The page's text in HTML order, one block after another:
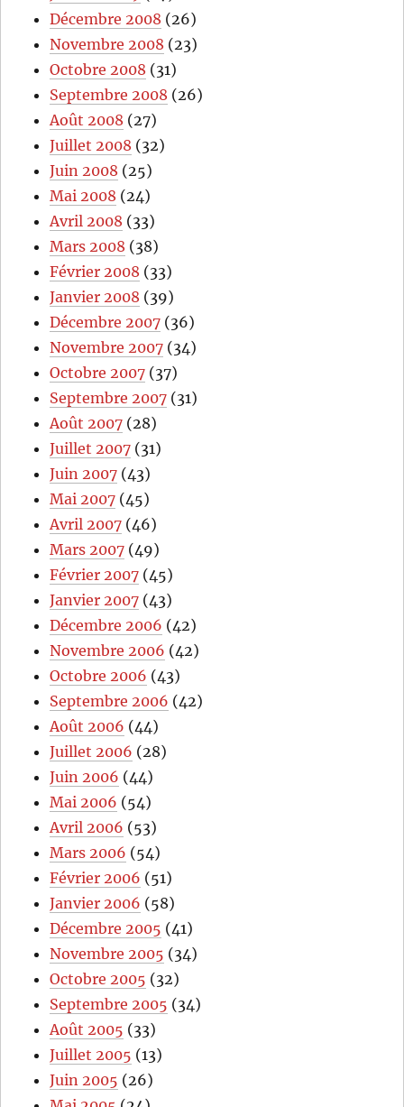
Décembre 2008 (26)
Novembre 2008 (23)
Octobre 2008 (31)
Septembre 2008 (26)
Août 2008 (27)
Juillet 2008 (32)
Juin 2008 (25)
Mai 2008 (24)
Avril 2008 (33)
Mars 2008 (38)
Février 2008 (33)
Janvier 2008 (39)
Décembre 2007 (36)
Novembre 2007 (34)
Octobre 2007 (37)
Septembre 2007 (31)
Août 2007 (28)
Juillet 2007 (31)
Juin 2007 (43)
Mai 2007 (45)
Avril 2007 (46)
Mars 2007 (49)
Février 2007 (45)
Janvier 2007 (43)
Décembre 2006 (42)
Novembre 2006 (42)
Octobre 2006 (43)
Septembre 2006 (42)
Août 2006 (44)
Juillet 2006 (28)
Juin 2006 (44)
Mai 2006 (54)
Avril 2006 (53)
Mars 2006 (54)
Février 2006 (51)
Janvier 2006 (58)
Décembre 2005 (41)
Novembre 2005 (34)
Octobre 2005 (32)
Septembre 2005 (34)
Août 2005 (33)
Juillet 2005 (13)
Juin 2005 (26)